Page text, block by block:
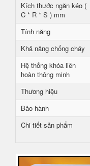
Kích thước ngăn kéo (
C * R * S ) mm
Tính năng
Khả năng chống cháy
Hệ thống khóa liên
hoàn thông minh
Thương hiệu
Bảo hành
Chi tiết sản phẩm